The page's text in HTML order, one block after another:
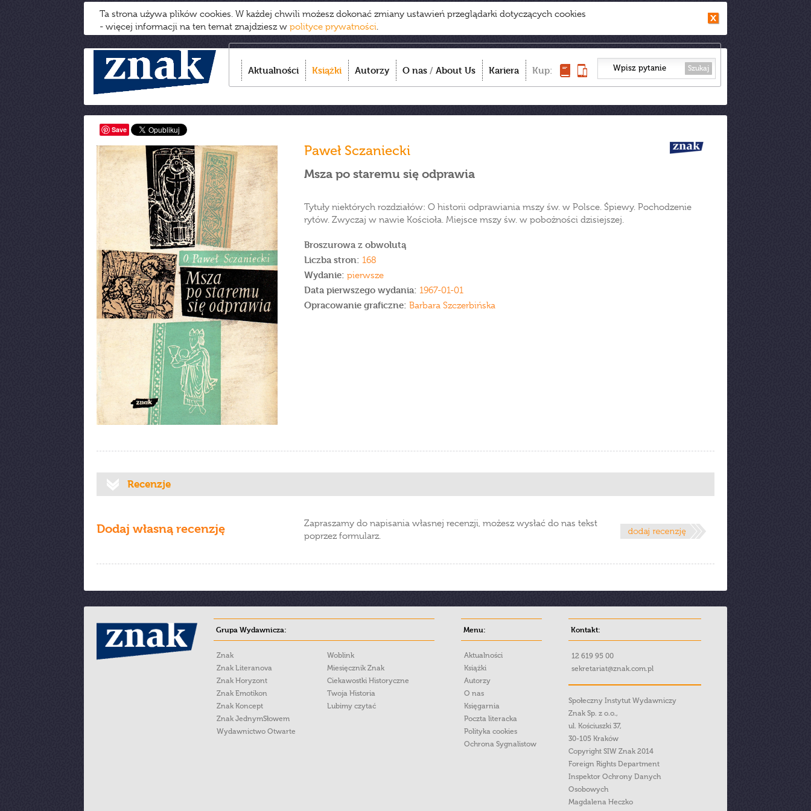
Ta strona używa plików cookies. W każdej chwili możesz dokonać zmiany ustawień przeglądarki dotyczących cookies
- więcej informacji na ten temat znajdziesz w polityce prywatności.
Aktualności Książki Autorzy O nas / About Us Kariera Kup: Szukaj
Save
Paweł Sczaniecki
Msza po staremu się odprawia
Tytuły niektórych rozdziałów: O historii odprawiania mszy św. w Polsce. Śpiewy. Pochodzenie
rytów. Zwyczaj w nawie Kościoła. Miejsce mszy św. w pobożności dzisiejszej.
Broszurowa z obwolutą
Liczba stron: 168
Wydanie: pierwsze
Data pierwszego wydania: 1967-01-01
Opracowanie graficzne: Barbara Szczerbińska
Recenzje
Dodaj własną recenzję
Zapraszamy do napisania własnej recenzji, możesz wysłać do nas tekst
poprzez formularz.
Grupa Wydawnicza:
Znak
Znak Literanova
Znak Horyzont
Znak Emotikon
Znak Koncept
Znak JednymSłowem
Wydawnictwo Otwarte
Woblink
Miesięcznik Znak
Ciekawostki Historyczne
Twoja Historia
Lubimy czytać
Menu:
Aktualności
Książki
Autorzy
O nas
Księgarnia
Poczta literacka
Polityka cookies
Ochrona Sygnalistow
Kontakt:
12 619 95 00
sekretariat@znak.com.pl
Społeczny Instytut Wydawniczy
Znak Sp. z o.o.,
ul. Kościuszki 37,
30-105 Kraków
Copyright SIW Znak 2014
Foreign Rights Department
Inspektor Ochrony Danych
Osobowych
Magdalena Heczko